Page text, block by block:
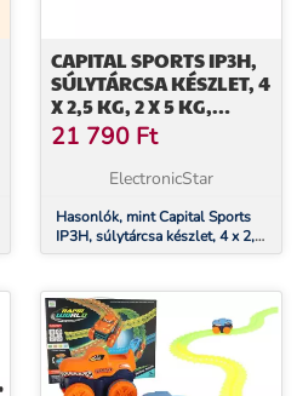
CAPITAL SPORTS IP3H,
SÚLYTÁRCSA KÉSZLET, 4
X 2,5 KG, 2 X 5 KG,
SÚLYEMELŐ RÚD 10 KG,
ÖSSZESEN 30 KG
21 790 Ft
ElectronicStar
Hasonlók, mint Capital Sports
IP3H, súlytárcsa készlet, 4 x 2,5
kg, 2 x 5 kg, súlyemelő rúd 10